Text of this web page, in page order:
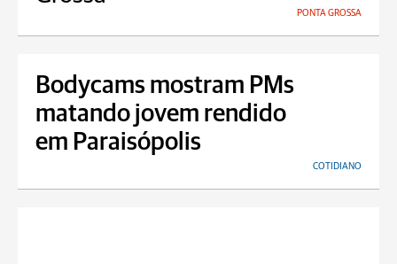
PONTA GROSSA
Bodycams mostram PMs
matando jovem rendido
em Paraisópolis
COTIDIANO